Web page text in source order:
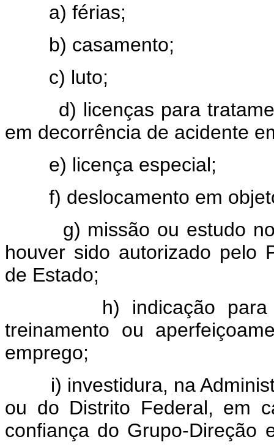
a) férias;
b) casamento;
c) luto;
d) licenças para
em decorrência de acidente
e) licença especial;
f) deslocamento em
g) missão ou estudo no
houver sido autorizado pelo
de Estado;
h) indicação para
treinamento ou
emprego;
i) investidura, na
ou do Distrito Federal, em
confiança do Grupo-Direção